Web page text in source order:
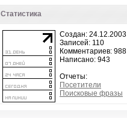
Статистика
Создан: 24.12.2003
Записей: 110
Комментариев: 988
Написано: 943
Отчеты:
Посетители
Поисковые фразы